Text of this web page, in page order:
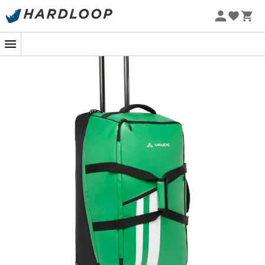
Letní akce 🔥 -5 % EXTRA při nákupu 2 produktů* s kódem
V ruchu cestování, kde se počítá každá minuta a každý
pohyb je promyšlený, se
Rotuma 90 odVaude
jako ideální společník. Představte si, že procházíte letišti
a nádražími s neuvěřitelnou lehkostí, díky jeho tichým a
vyměnitelným kolečkům, která hladce kloužou po
nejrůznějších površích. Ať už se jedná o víkendový útěk
nebo ambicióznější cestu, tento cestovní kufr na
kolečkách zůstává nenápadný, ale zároveň mimořádně